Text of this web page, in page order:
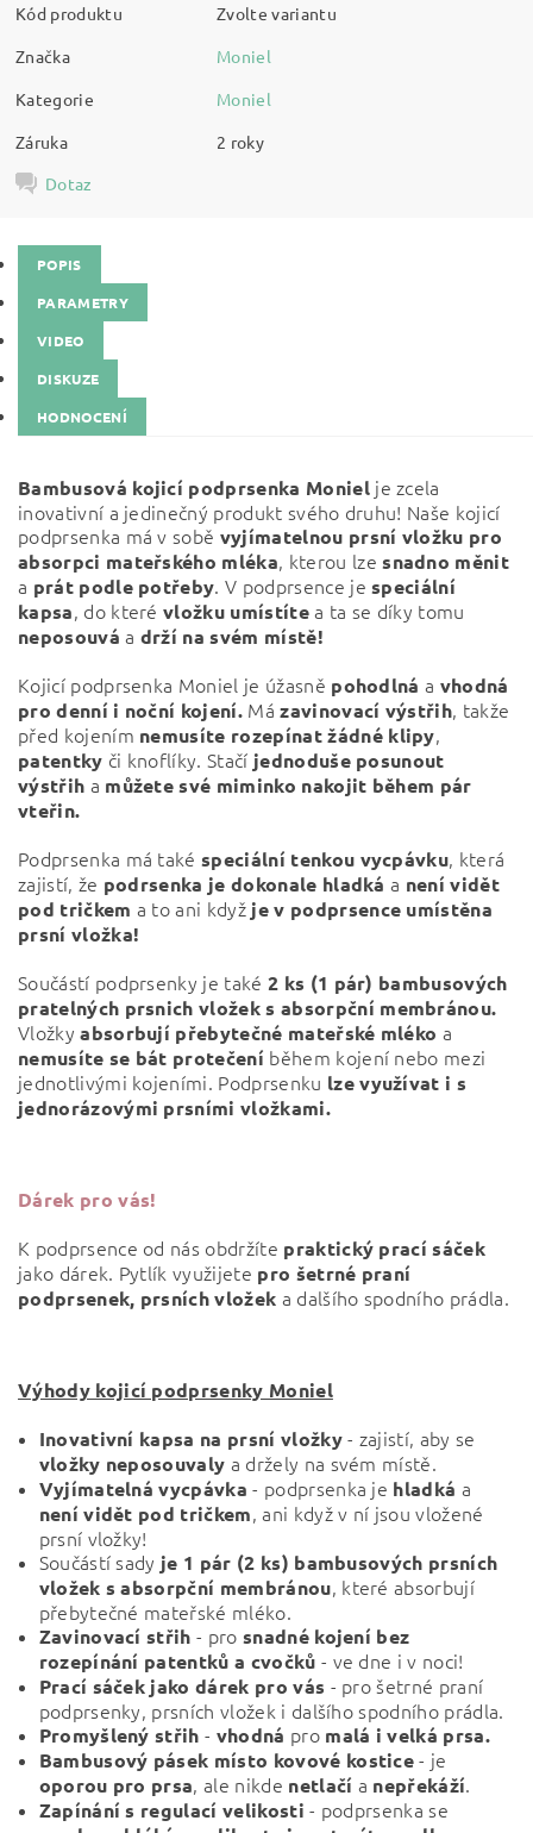
Kód produktu
Zvolte variantu
Značka
Moniel
Kategorie
Moniel
Záruka
2 roky
Dotaz
POPIS
PARAMETRY
VIDEO
DISKUZE
HODNOCENÍ
Bambusová kojicí podprsenka Monielje zcela
inovativní a jedinečný produkt svého druhu! Naše kojicí
podprsenka má v sobě vyjímatelnou prsní vložku pro
absorpci mateřského mléka, kterou lzesnadno měnit
a prát podle potřeby. V podprsence je speciální
kapsa, do kterévložku umístítea ta se díky tomu
neposouvá a drží na svém místě!
Kojicí podprsenka Moniel je úžasně pohodlná a vhodná
pro denní i noční kojení. Mázavinovací výstřih, takže
před kojením nemusíte rozepínat žádné klipy,
patentky či knoflíky. Stačí jednoduše posunout
výstřih a můžete své miminko nakojit během pár
vteřin.
Podprsenka má takéspeciální tenkou vycpávku, která
zajistí, že podrsenka je dokonale hladká a není vidět
pod tričkem a to ani když je v podprsence umístěna
prsní vložka!
Součástí podprsenky je také 2 ks (1 pár) bambusových
pratelných prsnich vložek s absorpční membránou.
Vložky absorbují přebytečné mateřské mléko a
nemusíte se bát protečení během kojení nebo mezi
jednotlivými kojeními. Podprsenku lze využívat i s
jednorázovými prsními vložkami.
Dárek pro vás!
K podprsence od nás obdržíte praktický prací sáček
jako dárek. Pytlík využijete pro šetrné praní
podprsenek, prsních vložek a dalšího spodního prádla.
Výhody kojicí podprsenky Moniel
Inovativní kapsa na prsní vložky- zajistí, aby se
vložky neposouvaly a držely na svém místě.
Vyjímatelná vycpávka - podprsenka je hladká a
není vidět pod tričkem, ani když v ní jsou vložené
prsní vložky!
Součástí sady je 1 pár (2 ks) bambusových prsních
vložek s absorpční membránou, které absorbují
přebytečné mateřské mléko.
Zavinovací střih - pro snadné kojení bez
rozepínání patentků a cvočků - ve dne i v noci!
Prací sáček jako dárek pro vás - pro šetrné praní
podprsenky, prsních vložek i dalšího spodního prádla.
Promyšlený střih - vhodná promalá i velká prsa.
Bambusový pásek místo kovové kostice- je
oporou pro prsa, ale nikde netlačí a nepřekáží.
Zapínání s regulací velikosti - podprsenka se